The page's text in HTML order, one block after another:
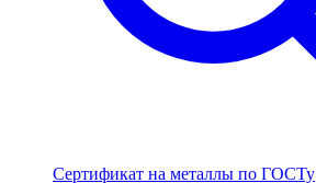
Сертификат на металлы по ГОСТу